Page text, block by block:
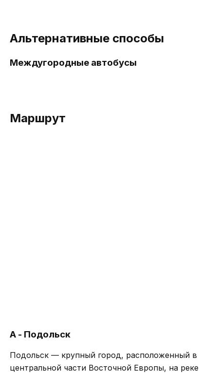
Альтернативные способы
Междугородные автобусы
Маршрут
А - Подольск
Подольск — крупный город, расположенный в
центральной части Восточной Европы, на реке